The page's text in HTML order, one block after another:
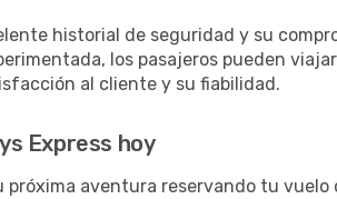
historial de seguridad y su
los pasajeros pueden
al cliente y su fiabilidad.
Express hoy
aventura reservando tu